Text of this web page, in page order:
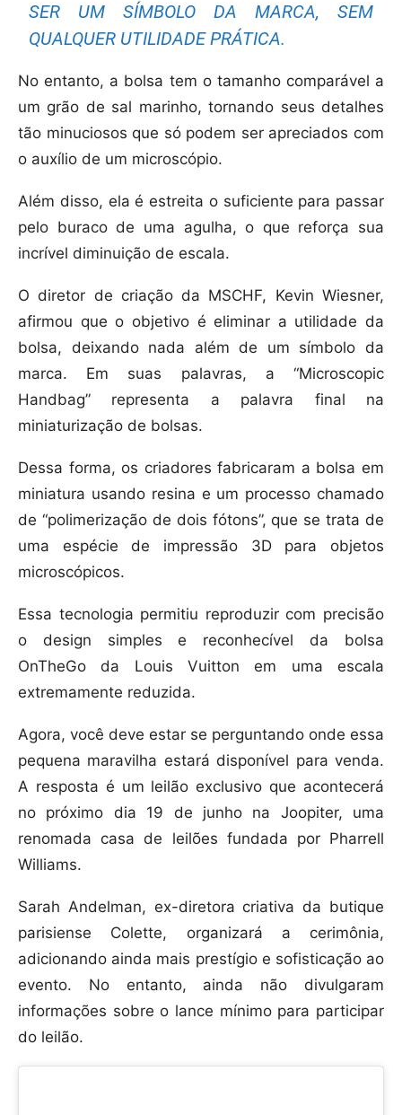
SER UM SÍMBOLO DA MARCA, SEM
QUALQUER UTILIDADE PRÁTICA.
No entanto, a bolsa tem o tamanho comparável a
um grão de sal marinho, tornando seus detalhes
tão minuciosos que só podem ser apreciados com
o auxílio de um microscópio.
Além disso, ela é estreita o suficiente para passar
pelo buraco de uma agulha, o que reforça sua
incrível diminuição de escala.
O diretor de criação da MSCHF, Kevin Wiesner,
afirmou que o objetivo é eliminar a utilidade da
bolsa, deixando nada além de um símbolo da
marca. Em suas palavras, a “Microscopic
Handbag” representa a palavra final na
miniaturização de bolsas.
Dessa forma, os criadores fabricaram a bolsa em
miniatura usando resina e um processo chamado
de “polimerização de dois fótons”, que se trata de
uma espécie de impressão 3D para objetos
microscópicos.
Essa tecnologia permitiu reproduzir com precisão
o design simples e reconhecível da bolsa
OnTheGo da Louis Vuitton em uma escala
extremamente reduzida.
Agora, você deve estar se perguntando onde essa
pequena maravilha estará disponível para venda.
A resposta é um leilão exclusivo que acontecerá
no próximo dia 19 de junho na Joopiter, uma
renomada casa de leilões fundada por Pharrell
Williams.
Sarah Andelman, ex-diretora criativa da butique
parisiense Colette, organizará a cerimônia,
adicionando ainda mais prestígio e sofisticação ao
evento. No entanto, ainda não divulgaram
informações sobre o lance mínimo para participar
do leilão.